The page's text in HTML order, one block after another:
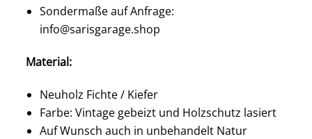
Sondermaße auf Anfrage:
info@sarisgarage.shop
Material:
Neuholz Fichte / Kiefer
Farbe: Vintage gebeizt und Holzschutz lasiert
Auf Wunsch auch in unbehandelt Natur